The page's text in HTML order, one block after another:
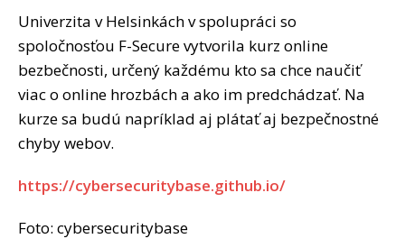
Univerzita v Helsinkách v spolupráci so
spoločnosťou F-Secure vytvorila kurz online
bezbečnosti, určený každému kto sa chce naučiť
viac o online hrozbách a ako im predchádzať. Na
kurze sa budú napríklad aj plátať aj bezpečnostné
chyby webov.
https://cybersecuritybase.github.io/
Foto: cybersecuritybase